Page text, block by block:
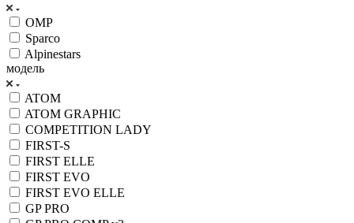
OMP
Sparco
Alpinestars
модель
ATOM
ATOM GRAPHIC
COMPETITION LADY
FIRST-S
FIRST ELLE
FIRST EVO
FIRST EVO ELLE
GP PRO